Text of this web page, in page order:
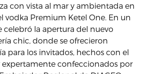
con vista al mar y ambientada en
vodka Premium Ketel One. En un
celebró la apertura del nuevo
chic, donde se ofrecieron
para los invitados, hechos con el
expertamente confeccionados por